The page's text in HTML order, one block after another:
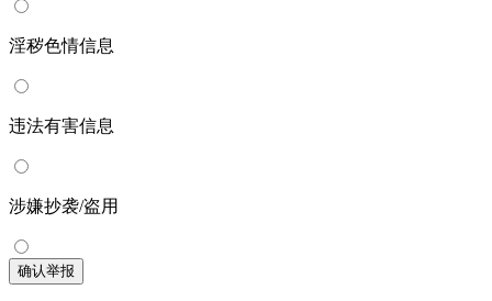
淫秽色情信息
违法有害信息
涉嫌抄袭/盗用
确认举报